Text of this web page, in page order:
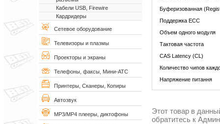
Кабели USB, Firewire
Кардридеры
Сетевое оборудование
Телевизоры и плазмы
Проекторы и экраны
Телефоны, факсы, Мини-АТС
Принтеры, Сканеры, Копиры
Автозвук
MP3/MP4 плееры, диктофоны
Буферизованная
Поддержка ECC
Объем одного модуля
Тактовая частота
CAS Latency (CL)
Количество чипов
Напряжение питання
Этот товар в
обратитесь к